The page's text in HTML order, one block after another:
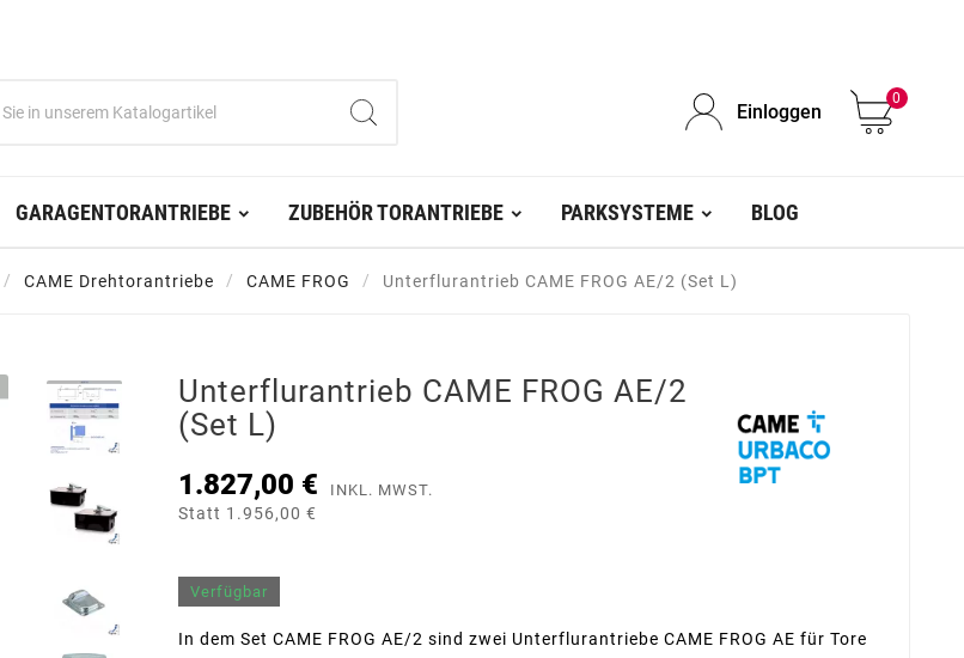
Einloggen
0
GARAGENTORANTRIEBE ZUBEHÖR TORANTRIEBE PARKSYSTEME BLOG
CAME Drehtorantriebe CAME FROG Unterflurantrieb CAME FROG AE/2 (Set L)
Unterflurantrieb CAME FROG AE/2
(Set L)
1.827,00 € INKL. MWST.
Statt 1.956,00 €
Verfügbar
In dem Set CAME FROG AE/2 sind zwei Unterflurantriebe CAME FROG AE für Tore